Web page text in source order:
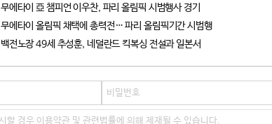
무에타이 亞 챔피언 이우찬, 파리 올림픽 시범행사 경기
무에타이 올림픽 채택에 총력전… 파리 올림픽기간 시범행
백전노장 49세 추성훈, 네덜란드 킥복싱 전설과 일본서